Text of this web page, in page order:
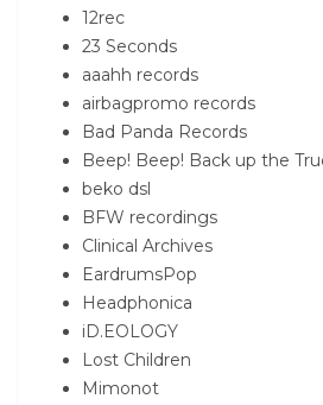
12rec
23 Seconds
aaahh records
airbagpromo records
Bad Panda Records
Beep! Beep! Back up the
beko dsl
BFW recordings
Clinical Archives
EardrumsPop
Headphonica
iD.EOLOGY
Lost Children
Mimonot